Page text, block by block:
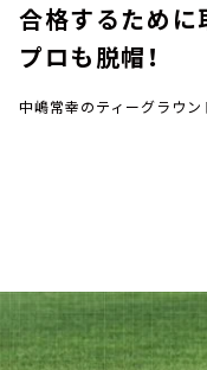
イベント・グ
YouTube
会社情報
合格するため
プロも脱帽！
中嶋常幸のティーグラウン